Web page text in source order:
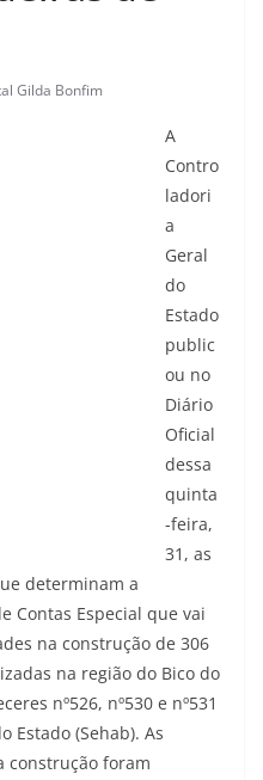
Gilda Bonfim
A
Contro
ladori
a
Geral
do
Estado
public
ou no
Diário
Oficial
dessa
quinta
-feira,
31, as
determinam a
Contas Especial que vai
na construção de 306
na região do Bico do
nº526, nº530 e nº531
Estado (Sehab). As
construção foram